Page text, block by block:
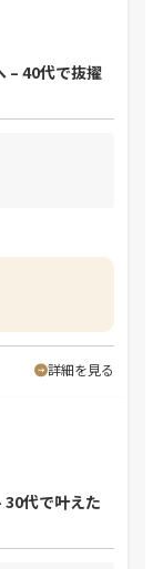
– 40代で抜擢
詳細を見る
代で叶えた